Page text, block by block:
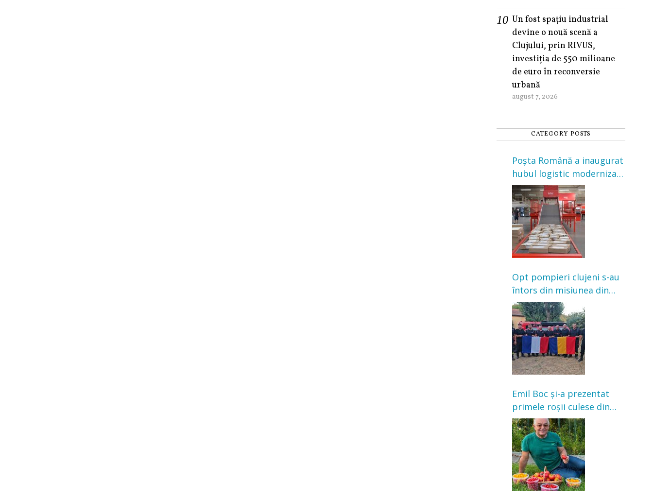
Un fost spațiu industrial
devine o nouă scenă a
Clujului, prin RIVUS,
investiția de 550 milioane
de euro în reconversie
urbană
august 7, 2026
CATEGORY POSTS
Poșta Română a inaugurat
hubul logistic modernizat
din Cluj-Napoca. Investiție
de 3 milioane de euro
Opt pompieri clujeni s-au
întors din misiunea din
Franța. Au intervenit la
incendii de vegetație și
pădure
Emil Boc și-a prezentat
primele roșii culese din
grădină: „Niciun magazin
nu poate oferi această
satisfacție”